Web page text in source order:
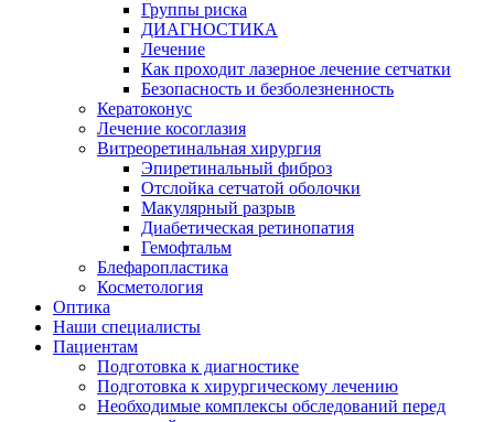
Группы риска
ДИАГНОСТИКА
Лечение
Как проходит лазерное лечение сетчатки
Безопасность и безболезненность
Кератоконус
Лечение косоглазия
Витреоретинальная хирургия
Эпиретинальный фиброз
Отслойка сетчатой оболочки
Макулярный разрыв
Диабетическая ретинопатия
Гемофтальм
Блефаропластика
Косметология
Оптика
Наши специалисты
Пациентам
Подготовка к диагностике
Подготовка к хирургическому лечению
Необходимые комплексы обследований перед